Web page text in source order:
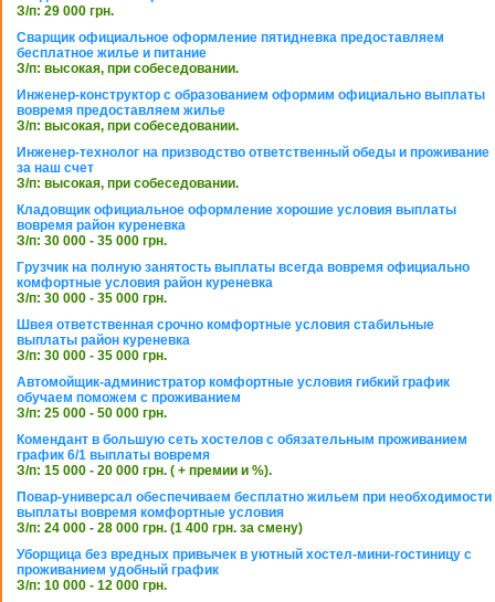
З/п: 29 000 грн.
Сварщик официальное оформление пятидневка предоставляем
бесплатное жилье и питание
З/п: высокая, при собеседовании.
Инженер-конструктор с образованием оформим официально выплаты
вовремя предоставляем жилье
З/п: высокая, при собеседовании.
Инженер-технолог на призводство ответственный обеды и проживание
за наш счет
З/п: высокая, при собеседовании.
Кладовщик официальное оформление хорошие условия выплаты
вовремя район куреневка
З/п: 30 000 - 35 000 грн.
Грузчик на полную занятость выплаты всегда вовремя официально
комфортные условия район куреневка
З/п: 30 000 - 35 000 грн.
Швея ответственная срочно комфортные условия стабильные
выплаты район куреневка
З/п: 30 000 - 35 000 грн.
Автомойщик-администратор комфортные условия гибкий график
обучаем поможем с проживанием
З/п: 25 000 - 50 000 грн.
Комендант в большую сеть хостелов с обязательным проживанием
график 6/1 выплаты вовремя
З/п: 15 000 - 20 000 грн. ( + премии и %).
Повар-универсал обеспечиваем бесплатно жильем при необходимости
выплаты вовремя комфортные условия
З/п: 24 000 - 28 000 грн. (1 400 грн. за смену)
Уборщица без вредных привычек в уютный хостел-мини-гостиницу с
проживанием удобный график
З/п: 10 000 - 12 000 грн.